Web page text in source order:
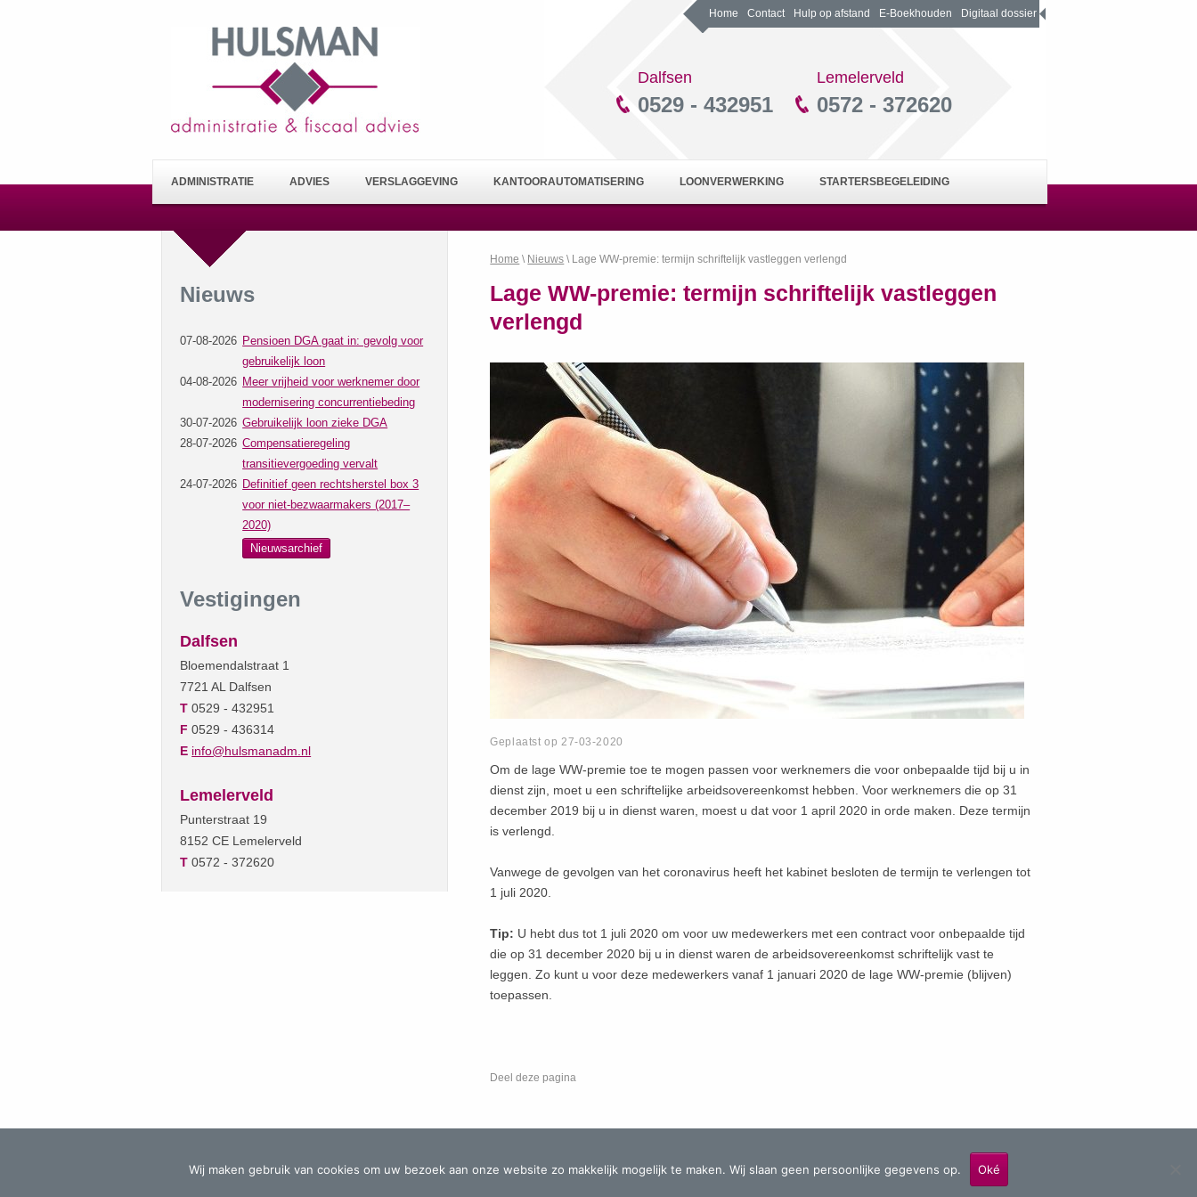
Home Contact Hulp op afstand E-Boekhouden Digitaal dossier
Dalfsen
0529 - 432951
Lemelerveld
0572 - 372620
ADMINISTRATIE ADVIES VERSLAGGEVING KANTOORAUTOMATISERING LOONVERWERKING STARTERSBEGELEIDING
Nieuws
07-08-2026 Pensioen DGA gaat in: gevolg voor
gebruikelijk loon
04-08-2026 Meer vrijheid voor werknemer door
modernisering concurrentiebeding
30-07-2026 Gebruikelijk loon zieke DGA
28-07-2026 Compensatieregeling
transitievergoeding vervalt
24-07-2026 Definitief geen rechtsherstel box 3
voor niet-bezwaarmakers (2017–
2020)
Nieuwsarchief
Vestigingen
Dalfsen
Bloemendalstraat 1
7721 AL Dalfsen
T 0529 - 432951
F 0529 - 436314
E info@hulsmanadm.nl
Lemelerveld
Punterstraat 19
8152 CE Lemelerveld
T 0572 - 372620
Home \ Nieuws \ Lage WW-premie: termijn schriftelijk vastleggen verlengd
Lage WW-premie: termijn schriftelijk vastleggen
verlengd
Geplaatst op 27-03-2020
Om de lage WW-premie toe te mogen passen voor werknemers die voor onbepaalde tijd bij u in
dienst zijn, moet u een schriftelijke arbeidsovereenkomst hebben. Voor werknemers die op 31
december 2019 bij u in dienst waren, moest u dat voor 1 april 2020 in orde maken. Deze termijn
is verlengd.
Vanwege de gevolgen van het coronavirus heeft het kabinet besloten de termijn te verlengen tot
1 juli 2020.
Tip: U hebt dus tot 1 juli 2020 om voor uw medewerkers met een contract voor onbepaalde tijd
die op 31 december 2020 bij u in dienst waren de arbeidsovereenkomst schriftelijk vast te
leggen. Zo kunt u voor deze medewerkers vanaf 1 januari 2020 de lage WW-premie (blijven)
toepassen.
Deel deze pagina
© Hulsman Administratie & Fiscaal Advies - Algemene voorwaarden Disclaimer
Wij maken gebruik van cookies om uw bezoek aan onze website zo makkelijk mogelijk te maken. Wij slaan geen persoonlijke gegevens op. Oké